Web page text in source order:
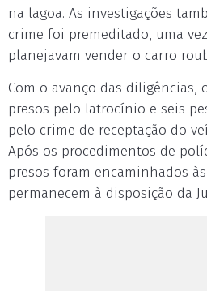
na lagoa. As investigações
crime foi premeditado, uma
planejavam vender o carro
Com o avanço das diligências,
presos pelo latrocínio e seis
pelo crime de receptação do
Após os procedimentos de
presos foram encaminhados
permanecem à disposição da